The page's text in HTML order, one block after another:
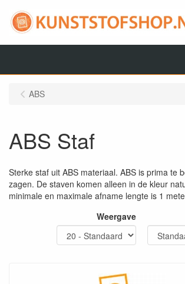
ABS
ABS Staf
Sterke staf uit ABS materiaal. ABS is prima te
zagen. De staven komen alleen in de kleur
minimale en maximale afname lengte is 1
Weergave